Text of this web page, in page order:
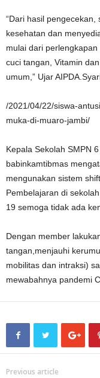
“Dari hasil
kesehatan dan
mulai dari
cuci tangan, Vitamin
umum,” Ujar
/2021/04/22/siswa-
muka-di-muaro-jambi/
Kepala Sekolah SMPN
babinkamtibmas
mengunakan sistem
Pembelajaran di
19 semoga tidak ada
Dengan member
tangan,menjauhi
mobilitas dan intraksi)
mewabahnya pandemi
Previous article